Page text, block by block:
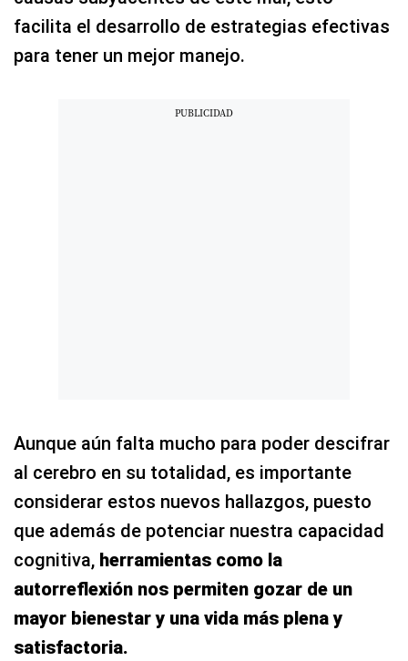
facilita el desarrollo de estrategias efectivas
para tener un mejor manejo.
Aunque aún falta mucho para poder descifrar
al cerebro en su totalidad, es importante
considerar estos nuevos hallazgos, puesto
que además de potenciar nuestra capacidad
cognitiva, herramientas como la
autorreflexión nos permiten gozar de un
mayor bienestar y una vida más plena y
satisfactoria.